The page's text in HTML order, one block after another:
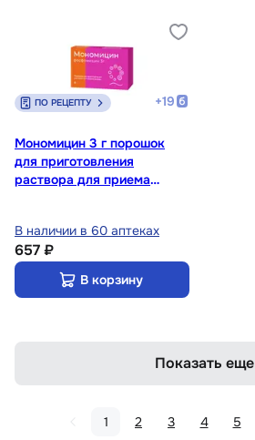
ПО РЕЦЕПТУ +19
Мономицин 3 г порошок
для приготовления
раствора для приема
В наличии в 60 аптеках
657 ₽
В корзину
Показать еще
1 2 3 4 5